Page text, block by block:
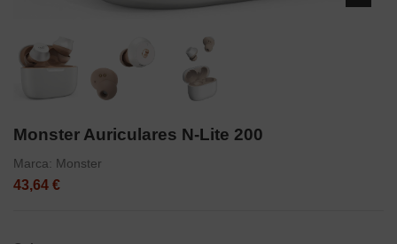
Monster Auriculares N-Lite 200
Marca: Monster
43,64 €